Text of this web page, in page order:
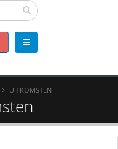
UITKOMSTEN